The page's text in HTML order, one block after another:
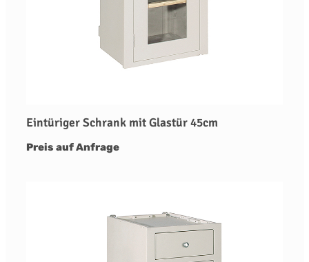
Eintüriger Schrank mit Glastür 45cm
Preis auf Anfrage